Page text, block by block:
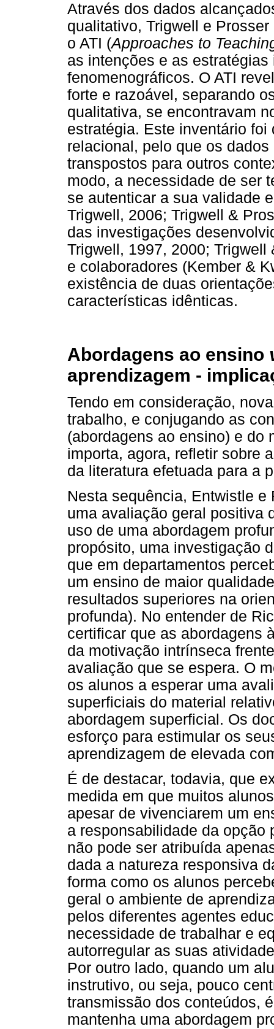
Através dos dados
qualitativo, Trigwell e
o ATI (Approaches to
as intenções e as
fenomenográficos. O ATI
forte e razoável, separando
qualitativa, se encontravam
estratégia. Este inventário
relacional, pelo que os
transpostos para outros
modo, a necessidade de ser
se autenticar a sua validade
Trigwell, 2006; Trigwell &
das investigações
Trigwell, 1997, 2000;
e colaboradores (Kember &
existência de duas
características idênticas.
Abordagens ao ensino
aprendizagem -
Tendo em consideração,
trabalho, e conjugando as
(abordagens ao ensino) e do
importa, agora, refletir sobre
da literatura efetuada para a
Nesta sequência, Entwistle
uma avaliação geral positiva
uso de uma abordagem
propósito, uma investigação
que em departamentos
um ensino de maior
resultados superiores na
profunda). No entender de
certificar que as abordagens
da motivação intrínseca
avaliação que se espera. O
os alunos a esperar uma
superficiais do material
abordagem superficial. Os
esforço para estimular os
aprendizagem de elevada
É de destacar, todavia, que
medida em que muitos
apesar de vivenciarem um
a responsabilidade da opção
não pode ser atribuída
dada a natureza responsiva
forma como os alunos
geral o ambiente de
pelos diferentes agentes
necessidade de trabalhar e
autorregular as suas
Por outro lado, quando um
instrutivo, ou seja, pouco
transmissão dos conteúdos,
mantenha uma abordagem